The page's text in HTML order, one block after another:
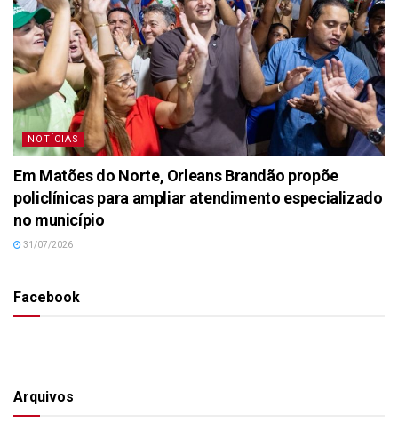
NOTÍCIAS
Em Matões do Norte, Orleans Brandão propõe
policlínicas para ampliar atendimento especializado
no município
31/07/2026
Facebook
Arquivos